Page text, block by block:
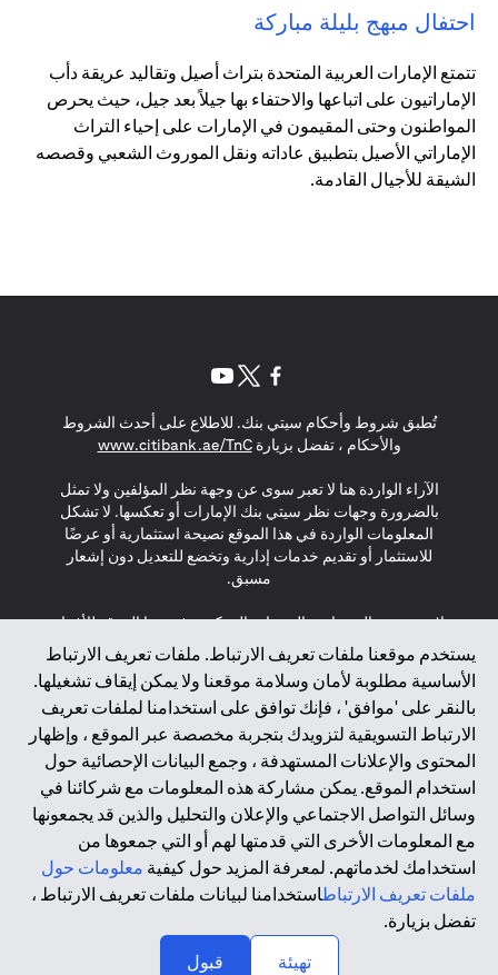
احتفال مبهج بليلة مباركة
تتمتع الإمارات العربية المتحدة بتراث أصيل وتقاليد عريقة دأب
الإماراتيون على اتباعها والاحتفاء بها جيلاً بعد جيل، حيث يحرص
المواطنون وحتى المقيمون في الإمارات على إحياء التراث
الإماراتي الأصيل بتطبيق عاداته ونقل الموروث الشعبي وقصصه
الشيقة للأجيال القادمة.
يستخدم موقعنا ملفات تعريف الارتباط. ملفات تعريف الارتباط
الأساسية مطلوبة لأمان وسلامة موقعنا ولا يمكن إيقاف تشغيلها.
بالنقر على 'موافق' ، فإنك توافق على استخدامنا لملفات تعريف
الارتباط التسويقية لتزويدك بتجربة مخصصة عبر الموقع ، وإظهار
المحتوى والإعلانات المستهدفة ، وجمع البيانات الإحصائية حول
استخدام الموقع. يمكن مشاركة هذه المعلومات مع شركائنا في
وسائل التواصل الاجتماعي والإعلان والتحليل والذين قد يجمعونها
مع المعلومات الأخرى التي قدمتها لهم أو التي جمعوها من
استخدامك لخدماتهم. لمعرفة المزيد حول كيفية معلومات حول
ملفات تعريف الارتباطاستخدامنا لبيانات ملفات تعريف الارتباط ،
تفضل بزيارة.
تهيئة
قبول
تُطبق شروط وأحكام سيتي بنك. للاطلاع على أحدث الشروط
والأحكام ، تفضل بزيارةwww.citibank.ae/TnC
(opens in a new tab)
الآراء الواردة هنا لا تعبر سوى عن وجهة نظر المؤلفين ولا تمثل
بالضرورة وجهات نظر سيتي بنك الإمارات أو تعكسها. لا تشكل
المعلومات الواردة في هذا الموقع نصيحة استثمارية أو عرضًا
للاستثمار أو تقديم خدمات إدارية وتخضع للتعديل دون إشعار
مسبق.
لا يتم تقديم المنتجات والخدمات المذكورة في هذا الموقع للأفراد
المقيمين في الاتحاد الأوروبي أو المنطقة الاقتصادية الأوروبية أو
سويسرا أو غيرنسي أو جيرسي أو موناكو أو سان مارينو أو
الفاتيكان أو جزيرة مان أو المملكة المتحدة أو خصوصية البيانات
(لائحة حماية البيانات العامة \ قانون حماية البيانات الشخصية
العامة \ قانون خصوصية نيوزيلندا). المحتوى الموجود في هذه
الصفحة ليس ولا ينبغي تفسيره على أنه عرض أو دعوة أو دعوة
لشراء أو بيع أي من المنتجات والخدمات المذكورة هنا لمثل هؤلاء
الأفراد.
*GDPR – اللائحة العامة لحماية البيانات؛ * LGPD – Lei Geral de
Proteção de Dados Pessoais ; *NZPA – قانون الخصوصية
النيوزيلندي
2025 citibank.ae